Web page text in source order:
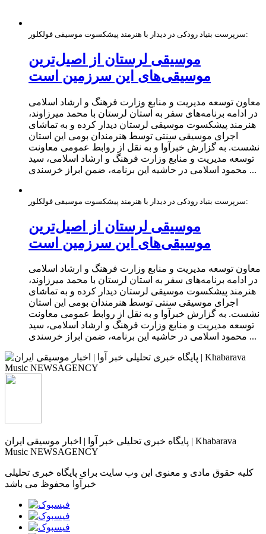
سرپرست بنیاد رودکی در دیدار با هنرمند پیشکسوت موسیقی فولکلور:
موسیقی لرستان از اصیل‌ترین
موسیقی‌های این سرزمین است
معاون توسعه مدیریت و منابع وزارت فرهنگ و ارشاد اسلامی
در ادامه برنامه‌های سفر به استان لرستان با محمد میرزاوند،
هنرمند پیشکسوت موسیقی لرستان دیدار کرده و به تماشای
اجرای موسیقی سنتی توسط هنرمندان بومی این استان
نشست. به گزارش خبرآوا و به نقل از روابط عمومی معاونت
توسعه مدیریت و منابع وزارت فرهنگ و ارشاد اسلامی، سید
محمود اسلامی در حاشیه این برنامه، ضمن ابراز خرسندی ...
سرپرست بنیاد رودکی در دیدار با هنرمند پیشکسوت موسیقی فولکلور:
موسیقی لرستان از اصیل‌ترین
موسیقی‌های این سرزمین است
معاون توسعه مدیریت و منابع وزارت فرهنگ و ارشاد اسلامی
در ادامه برنامه‌های سفر به استان لرستان با محمد میرزاوند،
هنرمند پیشکسوت موسیقی لرستان دیدار کرده و به تماشای
اجرای موسیقی سنتی توسط هنرمندان بومی این استان
نشست. به گزارش خبرآوا و به نقل از روابط عمومی معاونت
توسعه مدیریت و منابع وزارت فرهنگ و ارشاد اسلامی، سید
محمود اسلامی در حاشیه این برنامه، ضمن ابراز خرسندی ...
پایگاه خبری تحلیلی خبر آوا | اخبار موسیقی ایران | Khabarava
Music NEWSAGENCY
کلیه حقوق مادی و معنوی این وب سایت برای پایگاه خبری تحلیلی
خبرآوا محفوظ می باشد